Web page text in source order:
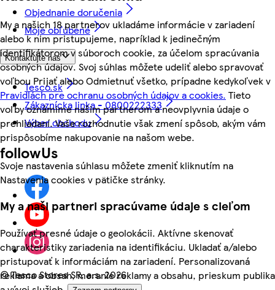
My a našich 18 partnerov ukladáme informácie v zariadení
alebo k nim pristupujeme, napríklad k jedinečným
identifikátorom v súboroch cookie, za účelom spracúvania
osobných údajov. Svoj súhlas môžete udeliť alebo spravovať
voľbou Prijať alebo Odmietnuť všetko, prípadne kedykoľvek v
Pravidlách pre ochranu osobných údajov a cookies. Tieto
voľby oznámime našim partnerom a neovplyvnia údaje o
prehliadaní. Vaše rozhodnutie však zmení spôsob, akým vám
prispôsobíme nakupovanie na našom webe.
Svoje nastavenia súhlasu môžete zmeniť kliknutím na
Nastavenia cookies v pätičke stránky.
My a naši partneri spracúvame údaje s cieľom
Používať presné údaje o geolokácii. Aktívne skenovať
charakteristiky zariadenia na identifikáciu. Ukladať a/alebo
pristupovať k informáciám na zariadení. Personalizovaná
reklama a obsah, meranie reklamy a obsahu, prieskum publika
Objednanie doručenia
Moje obľúbené
Kontaktujte nás
Tesco.sk
Zákaznícka linka - 0800222333
Výber obchodu
followUs
©Tesco Stores SR, a.s. 2026